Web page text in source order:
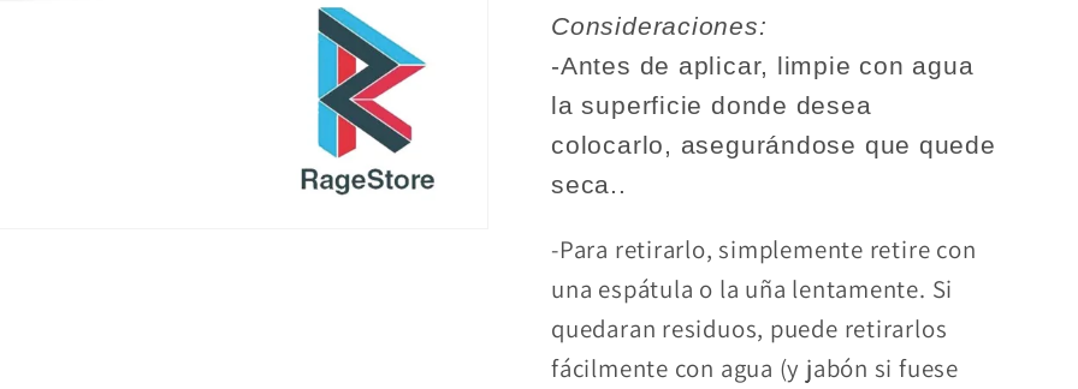
Consideraciones:
-Antes de aplicar, limpie con agua
la superficie donde desea
colocarlo, asegurándose que quede
seca..
-Para retirarlo, simplemente retire con
una espátula o la uña lentamente. Si
quedaran residuos, puede retirarlos
fácilmente con agua (y jabón si fuese